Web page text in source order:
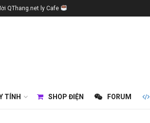
QThang.net ly Cafe
TÍNH SHOP ĐIỆN FORUM